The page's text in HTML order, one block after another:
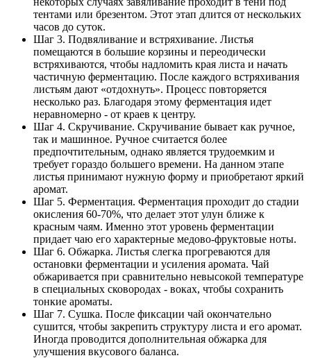
тентами или брезентом. Этот этап длится от нескольких
часов до суток.
Шаг 3. Подвяливание и встряхивание. Листья
помещаются в большие корзины и переодически
встряхиваются, чтобы надломить края листа и начать
частичную ферментацию. После каждого встряхивания
листьям дают «отдохнуть». Процесс повторяется
несколько раз. Благодаря этому ферментация идет
неравномерно - от краев к центру.
Шаг 4. Скручивание. Скручивание бывает как ручное,
так и машинное. Ручное считается более
предпочтительным, однако является трудоемким и
требует гораздо большего времени. На данном этапе
листья принимают нужную форму и приобретают яркий
аромат.
Шаг 5. Ферментация. Ферментация проходит до стадии
окисления 60-70%, что делает этот улун ближе к
красным чаям. Именно этот уровень ферментации
придает чаю его характерные медово-фруктовые ноты.
Шаг 6. Обжарка. Листья слегка прогреваются для
остановки ферментации и усиления аромата. Чай
обжаривается при сравнительно невысокой температуре
в специальных сковородах - воках, чтобы сохранить
тонкие ароматы.
Шаг 7. Сушка. После фиксации чай окончательно
сушится, чтобы закрепить структуру листа и его аромат.
Иногда проводится дополнительная обжарка для
улучшения вкусового баланса.